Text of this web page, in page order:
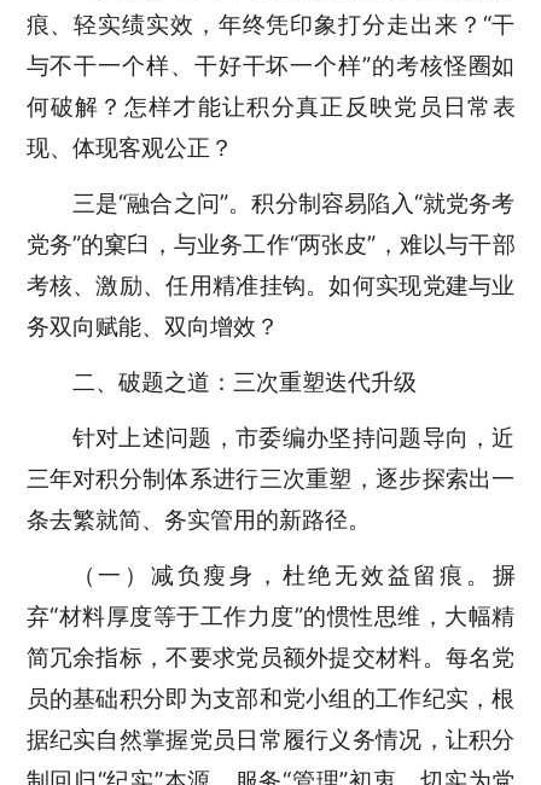
痕、轻实绩实效，年终凭印象打分走出来？“干
与不干一个样、干好干坏一个样”的考核怪圈如
何破解？怎样才能让积分真正反映党员日常表
现、体现客观公正？
三是“融合之问”。积分制容易陷入“就党务考
党务”的窠臼，与业务工作“两张皮”，难以与干部
考核、激励、任用精准挂钩。如何实现党建与业
务双向赋能、双向增效？
二、破题之道：三次重塑迭代升级
针对上述问题，市委编办坚持问题导向，近
三年对积分制体系进行三次重塑，逐步探索出一
条去繁就简、务实管用的新路径。
（一）减负瘦身，杜绝无效益留痕。摒
弃“材料厚度等于工作力度”的惯性思维，大幅精
简冗余指标，不要求党员额外提交材料。每名党
员的基础积分即为支部和党小组的工作纪实，根
据纪实自然掌握党员日常履行义务情况，让积分